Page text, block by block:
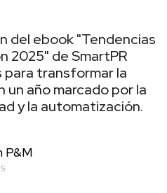
del ebook "Tendencias
2025" de SmartPR
para transformar la
un año marcado por la
y la automatización.
P&M